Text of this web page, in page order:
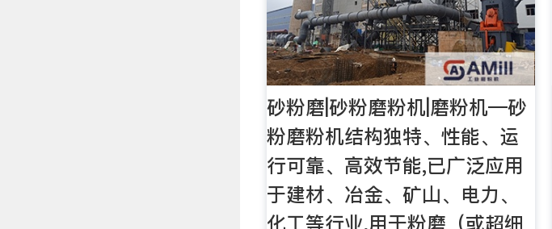
砂粉磨|砂粉磨粉机|磨粉机—砂
粉磨粉机结构独特、性能、运
行可靠、高效节能,已广泛应用
于建材、冶金、矿山、电力、